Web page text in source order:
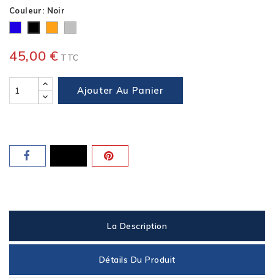
Couleur: Noir
45,00 € TTC
Ajouter Au Panier
La Description
Détails Du Produit